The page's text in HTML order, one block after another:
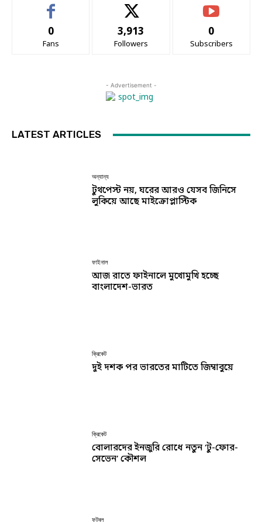
0
Fans
3,913
Followers
0
Subscribers
- Advertisement -
LATEST ARTICLES
অন্যান্য
টুথপেস্ট নয়, ঘরের আরও যেসব জিনিসে
লুকিয়ে আছে মাইক্রোপ্লাস্টিক
ফাইনাল
আজ রাতে ফাইনালে মুখোমুখি হচ্ছে
বাংলাদেশ-ভারত
ক্রিকেট
দুই দশক পর ভারতের মাটিতে জিম্বাবুয়ে
ক্রিকেট
বোলারদের ইনজুরি রোধে নতুন ‘টু-ফোর-
সেভেন’ কৌশল
ফুটবল